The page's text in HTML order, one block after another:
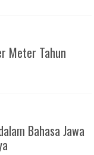
Meter Tahun
Bahasa Jawa